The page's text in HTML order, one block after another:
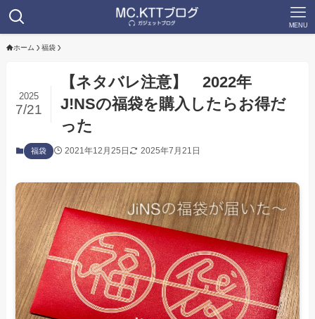
MENU
ホーム 福袋
【ネタバレ注意】 2022年
J!NSの福袋を購入したらお得だ
った
2025
7/21
福袋 2021年12月25日 2025年7月21日